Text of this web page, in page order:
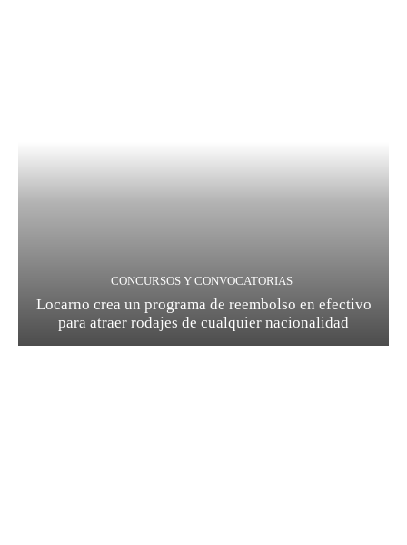
CONCURSOS Y CONVOCATORIAS
Locarno crea un programa de reembolso en efectivo
para atraer rodajes de cualquier nacionalidad